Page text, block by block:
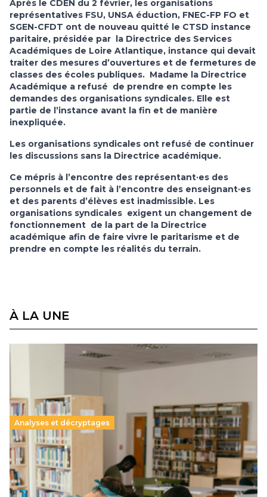
Après le CDEN du 2 février, les organisations
représentatives FSU, UNSA éduction, FNEC-FP FO et
SGEN-CFDT ont de nouveau quitté le CTSD instance
paritaire, présidée par la Directrice des Services
Académiques de Loire Atlantique, instance qui devait
traiter des mesures d’ouvertures et de fermetures de
classes des écoles publiques. Madame la Directrice
Académique a refusé de prendre en compte les
demandes des organisations syndicales. Elle est
partie de l’instance avant la fin et de manière
inexpliquée.
Les organisations syndicales ont refusé de continuer
les discussions sans la Directrice académique.
Ce mépris à l’encontre des représentant·es des
personnels et de fait à l’encontre des enseignant·es
et des parents d’élèves est inadmissible. Les
organisations syndicales exigent un changement de
fonctionnement de la part de la Directrice
académique afin de faire vivre le paritarisme et de
prendre en compte les réalités du terrain.
À LA UNE
Analyses et décryptages
Supérieur privé : une dérive qui met à mal la
promesse républicaine
11 juillet 2026-